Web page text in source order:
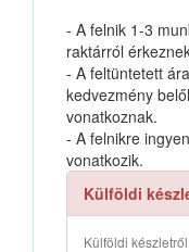
- A felnik 1-3
raktárról
- A feltüntetett
kedvezmény
vonatkoznak.
- A felnikre
vonatkozik.
Külföldi
Külföldi